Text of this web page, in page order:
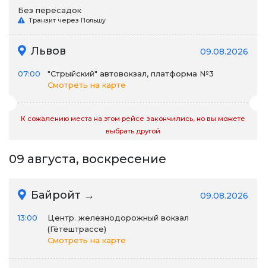
Без пересадок
Транзит через Польшу
Львов 09.08.2026
07:00
"Стрыйский" автовокзал, платформа №3
Смотреть на карте
К сожалению места на этом рейсе закончились, но вы можете
выбрать другой
09 августа, воскресение
Байройт → 09.08.2026
13:00
Центр. железнодорожный вокзал
(Гётештрассе)
Смотреть на карте